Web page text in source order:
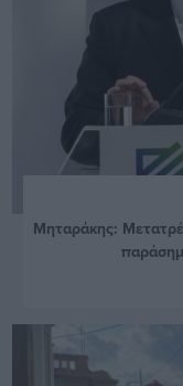
Μηταράκης: